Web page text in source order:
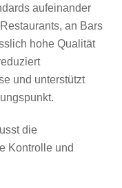
aufeinander
an Bars
hohe Qualität
und unterstützt
die
Kontrolle und